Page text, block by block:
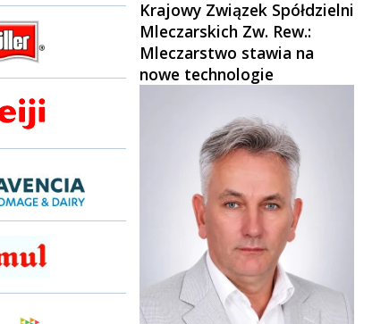
Krajowy Związek Spółdzielni
Mleczarskich Zw. Rew.:
Mleczarstwo stawia na
nowe technologie